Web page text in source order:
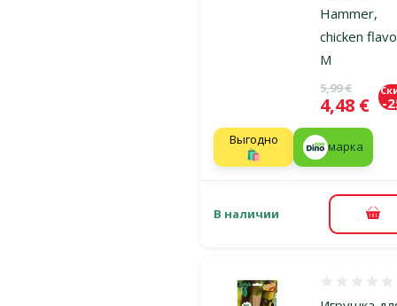
Hammer,
chicken
M
Исходная
5,99 €
Цена
4,48 € -
Выгодно
🛍️
марка
В наличии В